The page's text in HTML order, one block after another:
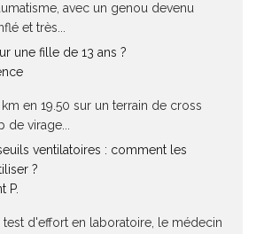
avec un genou devenu
et très...
une fille de 13 ans ?
en 19.50 sur un terrain de cross
virage...
ventilatoires : comment les
?
P.
test d'effort en laboratoire, le médecin